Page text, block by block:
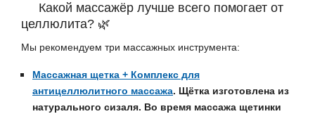
Какой массажёр лучше всего помогает от
целлюлита? 🌿
Мы рекомендуем три массажных инструмента:
Массажная щетка + Комплекс для
антицеллюлитного массажа. Щётка изготовлена из
натурального сизаля. Во время массажа щетинки